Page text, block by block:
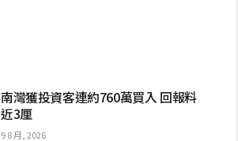
南灣獲投資客連約760萬買入 回報料
近3厘
9 8 月, 2026